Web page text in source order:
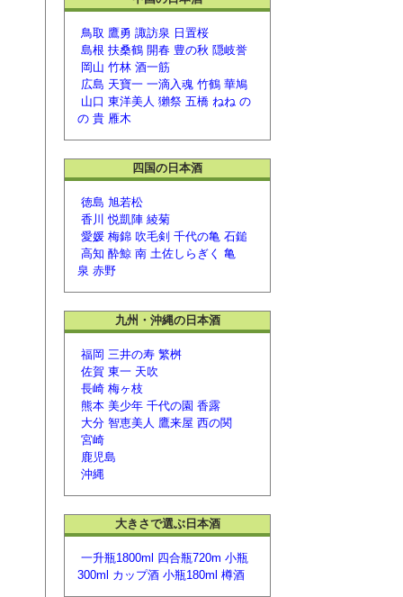
鳥取 鷹勇 諏訪泉 日置桜
島根 扶桑鶴 開春 豊の秋 隠岐誉
岡山 竹林 酒一筋
広島 天寶一 一滴入魂 竹鶴 華鳩
山口 東洋美人 獺祭 五橋 ねね の
の 貴 雁木
四国の日本酒
徳島 旭若松
香川 悦凱陣 綾菊
愛媛 梅錦 吹毛剣 千代の亀 石鎚
高知 酔鯨 南 土佐しらぎく 亀
泉 赤野
九州・沖縄の日本酒
福岡 三井の寿 繁桝
佐賀 東一 天吹
長崎 梅ヶ枝
熊本 美少年 千代の園 香露
大分 智恵美人 鷹来屋 西の関
宮崎
鹿児島
沖縄
大きさで選ぶ日本酒
一升瓶1800ml 四合瓶720m 小瓶
300ml カップ酒 小瓶180ml 樽酒